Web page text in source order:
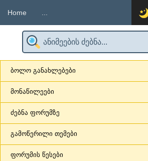
Home
ბოლო განახლებები
მონაწილეები
ძებნა ფორუმზე
გამოწერილი თემები
ფორუმის წესები